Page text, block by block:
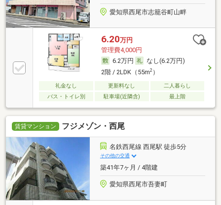
愛知県西尾市志籠谷町山畔
6.20万円
管理費4,000円
6.2万円
なし(6.2万円)
2階 / 2LDK（55m2）
礼金なし 更新料なし
二人暮らし
バス・トイレ別
駐車場(近隣含) 最上階
賃貸マンション フジメゾン・西尾
名鉄西尾線 西尾駅 徒歩5分
その他の交通
築41年7ヶ月 / 4階建
愛知県西尾市吾妻町